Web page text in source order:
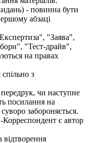
- повинна бути
абзаці
"Заява",
"Тест-драйв",
на правах
з
чи наступне
посилання на
забороняється.
Корреспондент є автор
відтворення